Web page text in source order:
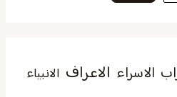
الاسراء الاعراف الانبياء